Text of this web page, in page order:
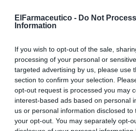
ElFarmaceutico - Do Not
Information
If you wish to opt-out of the sale,
processing of your personal or
targeted advertising by us, please use
section to confirm your selection.
opt-out request is processed you may
interest-based ads based on personal
us or personal information disclosed
your opt-out. You may separately opt-
Con estas acciones, la institución
Aiguabella y PSN afianzan la
colaboración, en 2011.
AñadirEl Farmacéutico
de Google de forma gratuita
Mantente informado con las últimas
ACTIVAR AHORA